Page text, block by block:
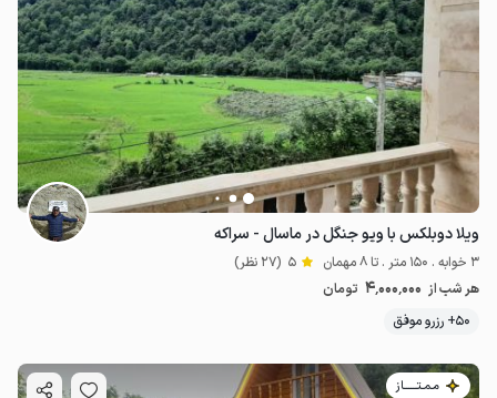
ویلا دوبلکس با ویو جنگل در ماسال - سراکه
3 خوابه . 150 متر . تا 8 مهمان 5 (27 نظر)
هر شب از 4٬000٬000 تومان
50+ رزرو موفق
مـمـتــــــاز